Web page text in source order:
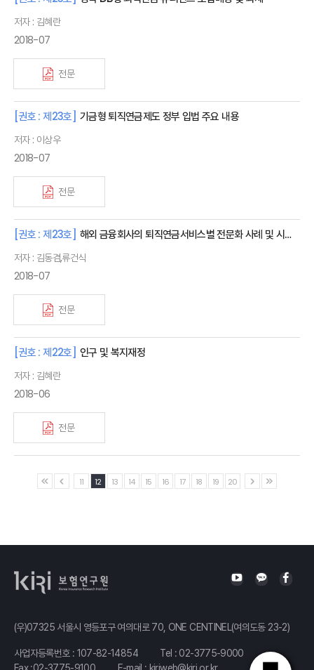
저자 : 김혜란
2018-07
전문
[권호 : 제23호] 기금형 퇴직연금제도 정부 입법 주요 내용
저자 : 이상우
2018-07
전문
[권호 : 제23호] 해외 금융회사의 퇴직연금서비스별 전문화 사례 및 시사점
저자 : 김동겸,류건식
2018-07
전문
[권호 : 제22호] 인구 및 복지재정
저자 : 김혜란
2018-06
전문
11 12 13 14 15 16 17 18 19 20
(우)07325 서울시 영등포구 여의대로 70, ONE CENTINEL(여의도동 23-2)
사업자등록번호 : 107-82-14854 Tel : 02-3775-9000